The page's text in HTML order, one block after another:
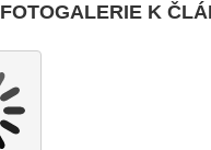
FOTOGALERIE K